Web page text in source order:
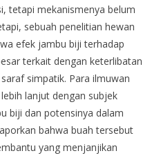
tetapi mekanismenya belum
sebuah penelitian hewan
efek jambu biji terhadap
terkait dengan keterlibatan
simpatik. Para ilmuwan
lanjut dengan subjek
biji dan potensinya dalam
bahwa buah tersebut
yang menjanjikan